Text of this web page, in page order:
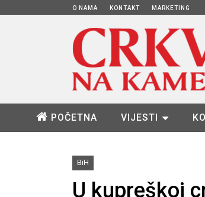
O NAMA KONTAKT MARKETING
POČETNA VIJESTI
BiH
U kupreškoj